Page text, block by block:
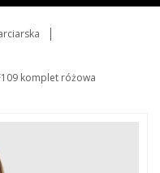
komplet różowa